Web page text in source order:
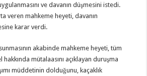
uygulanmasını ve davanın düşmesini istedi.
veren mahkeme heyeti, davanın
karar verdi.
akabinde mahkeme heyeti, tüm
mütalaasını açıklayan duruşma
müddetinin dolduğunu, kaçaklık